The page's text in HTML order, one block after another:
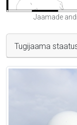
Jaamade
Tugijaama